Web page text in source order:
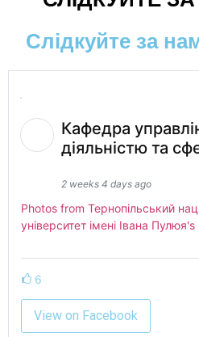
Слідкуйте за
Кафедра
діяльністю та
2 weeks 4 days ago
Photos from Тернопільський
університет імені Івана
6
View on Facebook